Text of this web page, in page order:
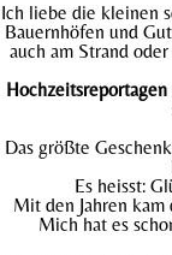
Ich liebe die kleinen
Bauernhöfen und
auch am Strand
Hochzeitsreportagen
Das größte
Es heisst:
Mit den Jahren
Mich hat es